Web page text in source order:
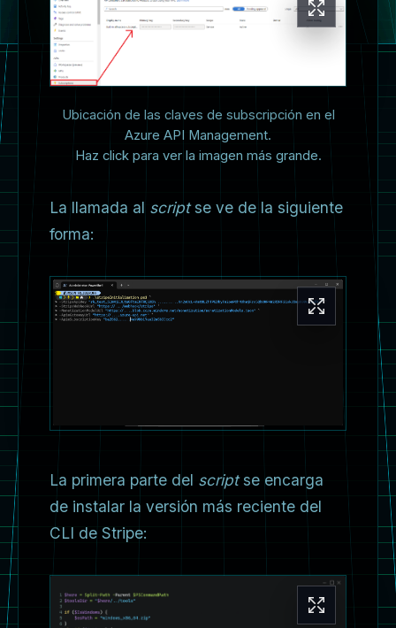
Ubicación de las claves de subscripción en el
Azure API Management.
Haz click para ver la imagen más grande.
La llamada al scriptse ve de la siguiente
forma:
La primera parte del scriptse encarga
de instalar la versión más reciente del
CLI de Stripe: